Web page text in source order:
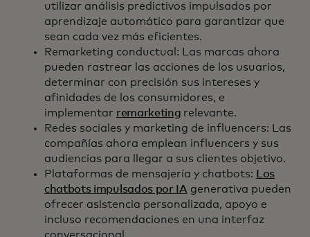
utilizar análisis predictivos impulsados por
aprendizaje automático para garantizar que
sean cada vez más eficientes.
Remarketing conductual: Las marcas ahora
pueden rastrear las acciones de los usuarios,
determinar con precisión sus intereses y
afinidades de los consumidores, e
implementar remarketing relevante.
Redes sociales y marketing de influencers: Las
compañías ahora emplean influencers y sus
audiencias para llegar a sus clientes objetivo.
Plataformas de mensajería y chatbots:
Los
chatbots impulsados por IA generativa pueden
ofrecer asistencia personalizada, apoyo e
incluso recomendaciones en una interfaz